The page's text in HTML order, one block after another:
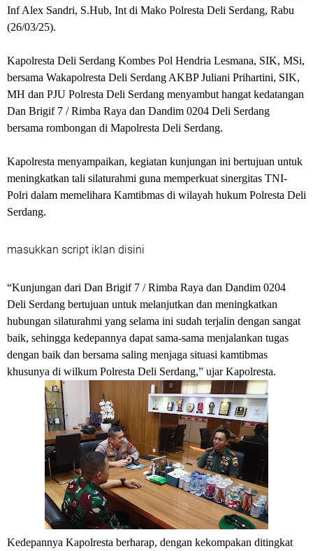
Inf Alex Sandri, S.Hub, Int di Mako Polresta Deli Serdang, Rabu
(26/03/25).
Kapolresta Deli Serdang Kombes Pol Hendria Lesmana, SIK, MSi,
bersama Wakapolresta Deli Serdang AKBP Juliani Prihartini, SIK,
MH dan PJU Polresta Deli Serdang menyambut hangat kedatangan
Dan Brigif 7 / Rimba Raya dan Dandim 0204 Deli Serdang
bersama rombongan di Mapolresta Deli Serdang.
Kapolresta menyampaikan, kegiatan kunjungan ini bertujuan untuk
meningkatkan tali silaturahmi guna memperkuat sinergitas TNI-
Polri dalam memelihara Kamtibmas di wilayah hukum Polresta Deli
Serdang.
masukkan script iklan disini
“Kunjungan dari Dan Brigif 7 / Rimba Raya dan Dandim 0204
Deli Serdang bertujuan untuk melanjutkan dan meningkatkan
hubungan silaturahmi yang selama ini sudah terjalin dengan sangat
baik, sehingga kedepannya dapat sama-sama menjalankan tugas
dengan baik dan bersama saling menjaga situasi kamtibmas
khusunya di wilkum Polresta Deli Serdang,” ujar Kapolresta.
Kedepannya Kapolresta berharap, dengan kekompakan ditingkat